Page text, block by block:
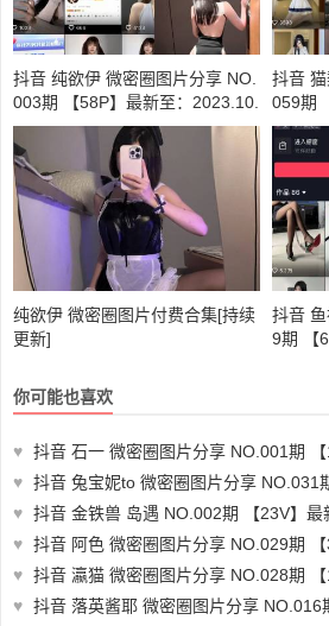
抖音 纯欲伊 微密圈图片分享 NO.
003期 【58P】最新至：2023.10.
6
抖音
059期
5.30
纯欲伊 微密圈图片付费合集[持续
更新]
抖音
9期 【
你可能也喜欢
♥ 抖音 石一 微密圈图片分享 NO.001期 【
♥ 抖音 兔宝妮to 微密圈图片分享 NO.031
♥ 抖音 金铁兽 岛遇 NO.002期 【23V】最新
♥ 抖音 阿色 微密圈图片分享 NO.029期 【32P4V】
♥ 抖音 瀛猫 微密圈图片分享 NO.028期 【10P】最
♥ 抖音 落英酱耶 微密圈图片分享 NO.016期 【2P5V】最